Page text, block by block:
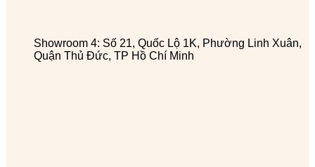
Showroom 4: Số 21, Quốc Lộ 1K, Phường Linh Xuân,
Quận Thủ Đức, TP Hồ Chí Minh